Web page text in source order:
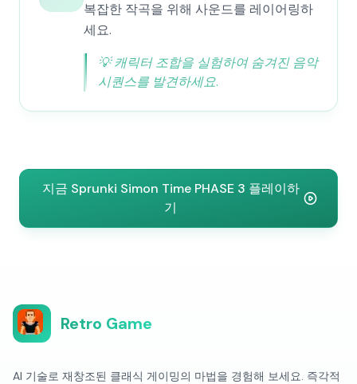
복잡한 작곡을 위해 사운드를 레이어링하
세요.
💡캐릭터 조합을 실험하여 숨겨진 음악
시퀀스를 발견하세요.
지금 Sprunki Simon Time PHASE 3 플레이하
기
Retro Game
AI 기술로 재창조된 클래식 게이밍의 마법을 경험해 보세요. 즉각적